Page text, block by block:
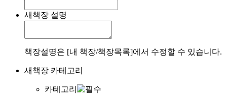
새책장 설명
책장설명은 [내 책장/책장목록]에서 수정할 수 있습니다.
새책장 카테고리
카테고리